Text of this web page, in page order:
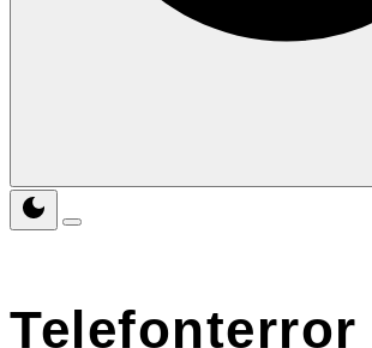
Telefonterror